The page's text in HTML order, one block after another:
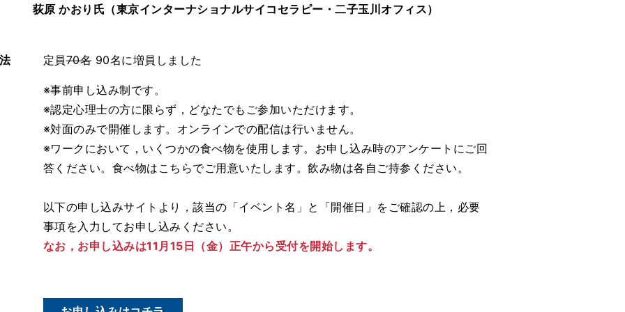
荻原 かおり氏（東京インターナショナルサイコセラピー・二子玉川オフィス）
定員70名 90名に増員しました
※事前申し込み制です。
※認定心理士の方に限らず，どなたでもご参加いただけます。
※対面のみで開催します。オンラインでの配信は行いません。
※ワークにおいて，いくつかの食べ物を使用します。お申し込み時のアンケートにご回
答ください。食べ物はこちらでご用意いたします。飲み物は各自ご持参ください。
以下の申し込みサイトより，該当の「イベント名」と「開催日」をご確認の上，必要
事項を入力してお申し込みください。
なお，お申し込みは11月15日（金）正午から受付を開始します。